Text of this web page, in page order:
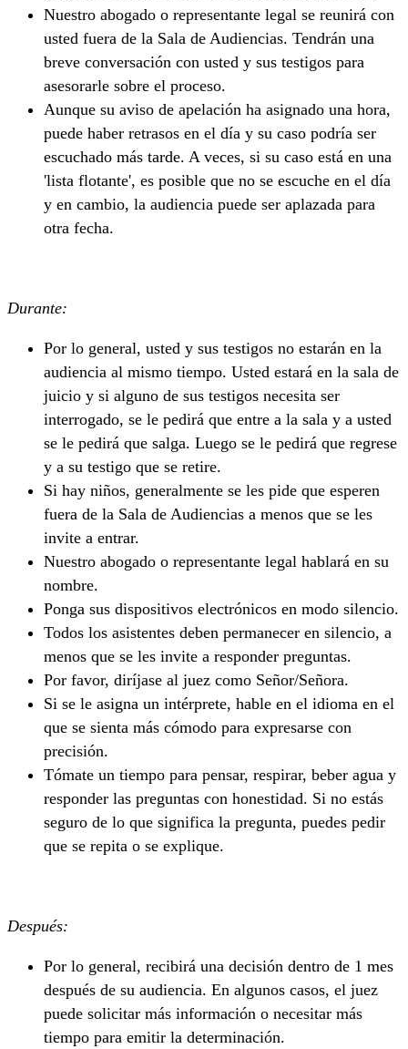
Nuestro abogado o representante legal se reunirá con
usted fuera de la Sala de Audiencias. Tendrán una
breve conversación con usted y sus testigos para
asesorarle sobre el proceso.
Aunque su aviso de apelación ha asignado una hora,
puede haber retrasos en el día y su caso podría ser
escuchado más tarde. A veces, si su caso está en una
'lista flotante', es posible que no se escuche en el día
y en cambio, la audiencia puede ser aplazada para
otra fecha.
Durante:
Por lo general, usted y sus testigos no estarán en la
audiencia al mismo tiempo. Usted estará en la sala de
juicio y si alguno de sus testigos necesita ser
interrogado, se le pedirá que entre a la sala y a usted
se le pedirá que salga. Luego se le pedirá que regrese
y a su testigo que se retire.
Si hay niños, generalmente se les pide que esperen
fuera de la Sala de Audiencias a menos que se les
invite a entrar.
Nuestro abogado o representante legal hablará en su
nombre.
Ponga sus dispositivos electrónicos en modo silencio.
Todos los asistentes deben permanecer en silencio, a
menos que se les invite a responder preguntas.
Por favor, diríjase al juez como Señor/Señora.
Si se le asigna un intérprete, hable en el idioma en el
que se sienta más cómodo para expresarse con
precisión.
Tómate un tiempo para pensar, respirar, beber agua y
responder las preguntas con honestidad. Si no estás
seguro de lo que significa la pregunta, puedes pedir
que se repita o se explique.
Después:
Por lo general, recibirá una decisión dentro de 1 mes
después de su audiencia. En algunos casos, el juez
puede solicitar más información o necesitar más
tiempo para emitir la determinación.